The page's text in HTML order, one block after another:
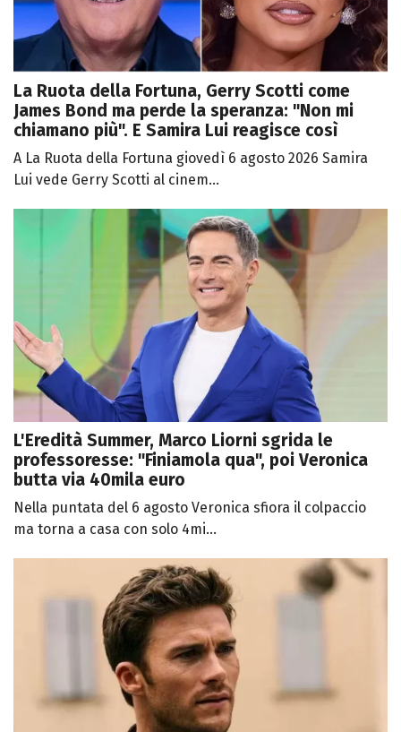
La Ruota della Fortuna, Gerry Scotti come
James Bond ma perde la speranza: "Non mi
chiamano più". E Samira Lui reagisce così
A La Ruota della Fortuna giovedì 6 agosto 2026 Samira
Lui vede Gerry Scotti al cinem...
L'Eredità Summer, Marco Liorni sgrida le
professoresse: "Finiamola qua", poi Veronica
butta via 40mila euro
Nella puntata del 6 agosto Veronica sfiora il colpaccio
ma torna a casa con solo 4mi...